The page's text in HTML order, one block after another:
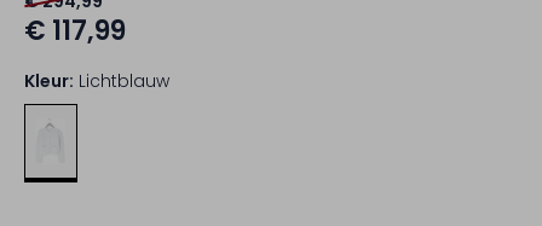
€ 117,99
Kleur: Lichtblauw